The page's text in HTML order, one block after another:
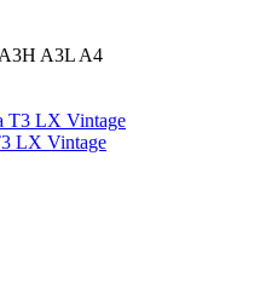
A3H A3L A4
LX Vintage